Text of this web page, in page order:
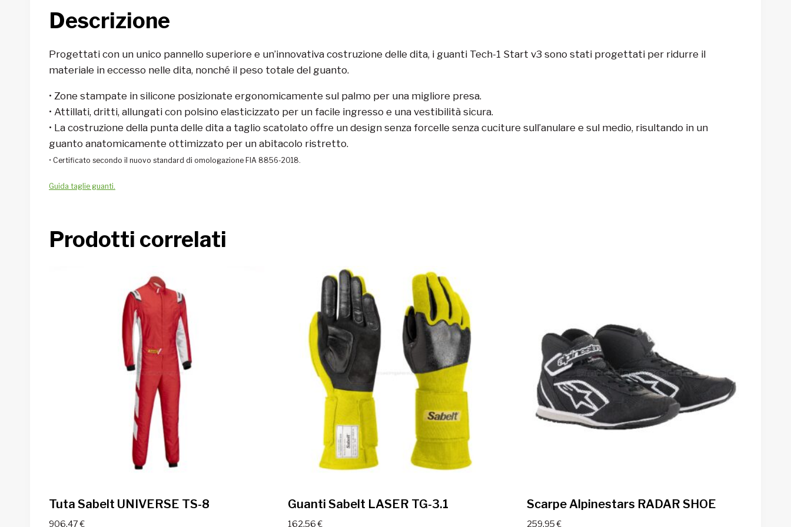
Descrizione
Progettati con un unico pannello superiore e un’innovativa costruzione delle dita, i guanti Tech-1 Start v3 sono stati progettati per ridurre il
materiale in eccesso nelle dita, nonché il peso totale del guanto.
• Zone stampate in silicone posizionate ergonomicamente sul palmo per una migliore presa.
• Attillati, dritti, allungati con polsino elasticizzato per un facile ingresso e una vestibilità sicura.
• La costruzione della punta delle dita a taglio scatolato offre un design senza forcelle senza cuciture sull’anulare e sul medio, risultando in un
guanto anatomicamente ottimizzato per un abitacolo ristretto.
• Certificato secondo il nuovo standard di omologazione FIA 8856-2018.
Guida taglie guanti.
Prodotti correlati
Tuta Sabelt UNIVERSE TS-8
906,47€
Guanti Sabelt LASER TG-3.1
162,56€
Scarpe Alpinestars RADAR SHOE
259,95€